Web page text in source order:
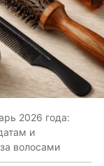
2026 года:
и
волосами